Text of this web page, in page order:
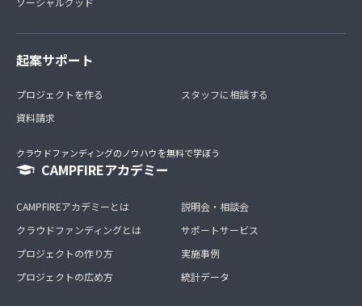
起案サポート
プロジェクトを作る
資料請求
スタッフに相談する
クラウドファンディングのノウハウを無料で学ぼう
CAMPFIREアカデミー
CAMPFIREアカデミーとは
クラウドファンディングとは
プロジェクトの作り方
プロジェクトの広め方
説明会・相談会
サポートサービス
実施事例
統計データ